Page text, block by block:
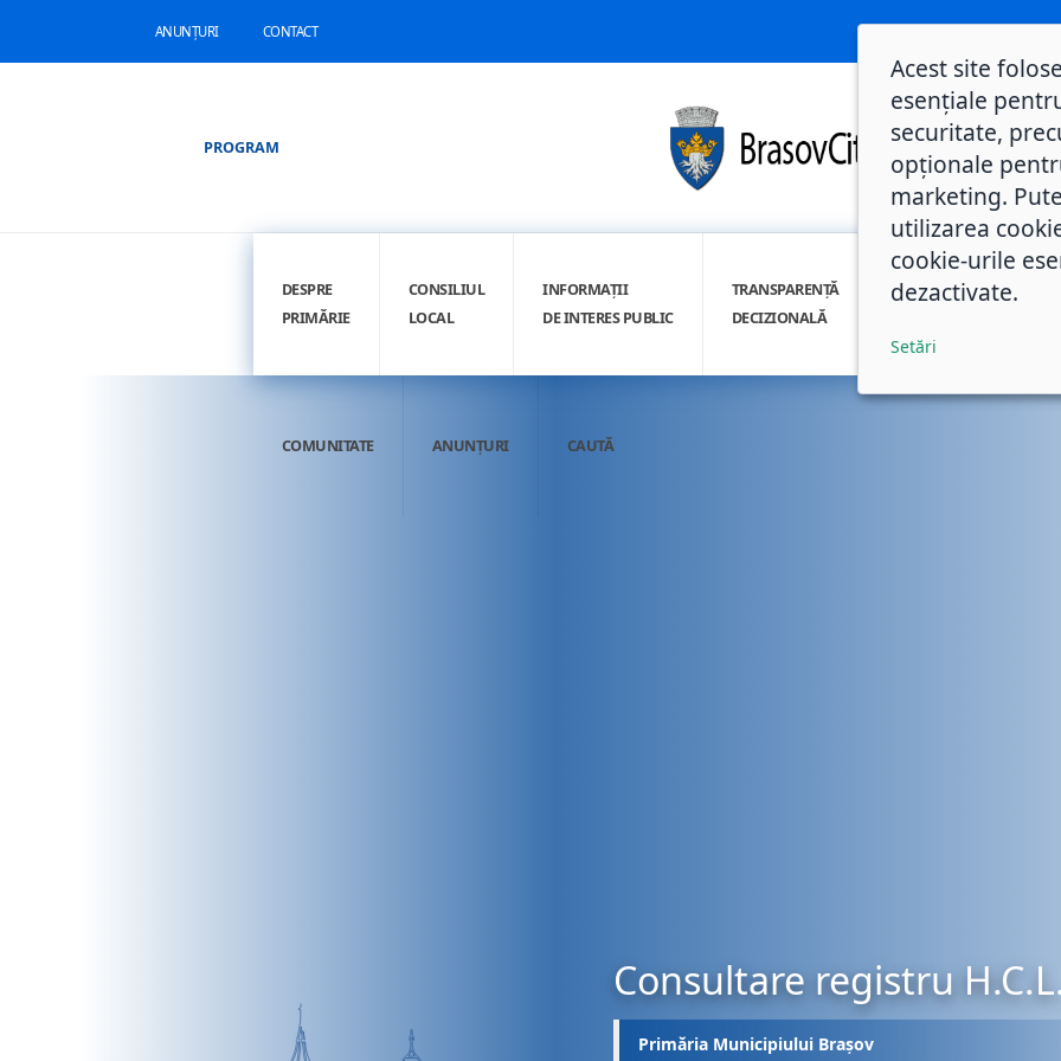
ANUNȚURI CONTACT
PROGRAM
DESPRE
PRIMĂRIE
CONSILIUL
LOCAL
INFORMAȚII
DE INTERES PUBLIC
TRANSPARENȚĂ
DECIZIONALĂ
INTEGRITATE
COMUNITATE ANUNȚURI CAUTĂ
Consultare registru
Primăria Municipiului Brașov
Acest site
esențiale
securitate,
opționale
marketing.
utilizarea
cookie-urile
dezactivate.
Setări